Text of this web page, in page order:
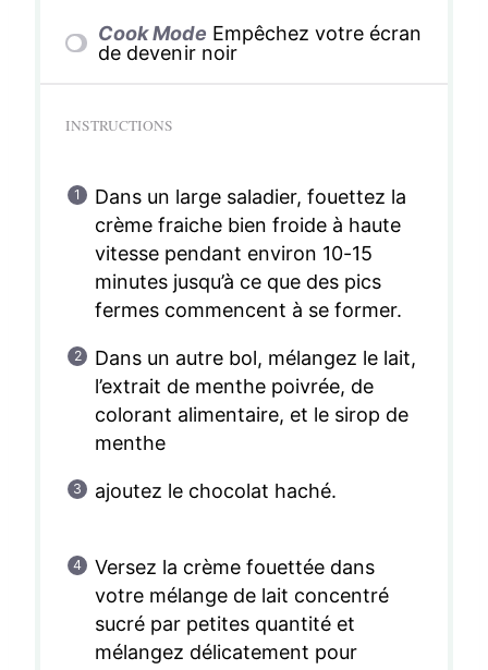
Cook Mode Empêchez votre écran
de devenir noir
INSTRUCTIONS
Dans un large saladier, fouettez la
crème fraiche bien froide à haute
vitesse pendant environ 10-15
minutes jusqu’à ce que des pics
fermes commencent à se former.
Dans un autre bol, mélangez le lait,
l’extrait de menthe poivrée, de
colorant alimentaire, et le sirop de
menthe
ajoutez le chocolat haché.
Versez la crème fouettée dans
votre mélange de lait concentré
sucré par petites quantité et
mélangez délicatement pour